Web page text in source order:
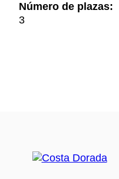
Número de plazas:
3